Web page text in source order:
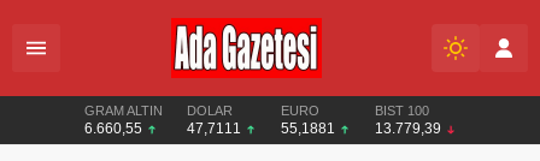
GRAM ALTIN
6.660,55
DOLAR
47,7111
EURO
55,1881
BIST 100
13.779,39